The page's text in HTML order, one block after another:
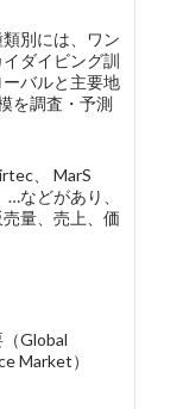
別には、ワン
ダイビング訓
バルと主要地
を調査・予測
、 MarS
などがあり、
量、売上、価
Global
Market）